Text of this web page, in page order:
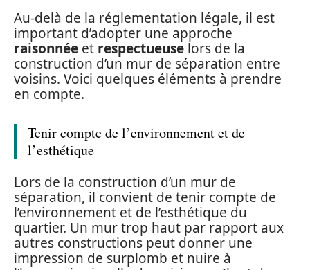
Au-delà de la réglementation légale, il est
important d’adopter une approche
raisonnée et respectueuse lors de la
construction d’un mur de séparation entre
voisins. Voici quelques éléments à prendre
en compte.
Tenir compte de l’environnement et de
l’esthétique
Lors de la construction d’un mur de
séparation, il convient de tenir compte de
l’environnement et de l’esthétique du
quartier. Un mur trop haut par rapport aux
autres constructions peut donner une
impression de surplomb et nuire à